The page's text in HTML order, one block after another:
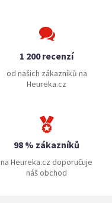
1 200 recenzí
od našich zákazníků na
Heureka.cz
98 % zákazníků
na Heureka.cz doporučuje
náš obchod